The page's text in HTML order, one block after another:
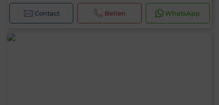
Contact Bellen WhatsApp